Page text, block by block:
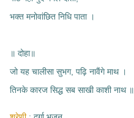
भक्त मनोवांछित निधि पाता ।
॥ दोहा॥
जो यह चालीसा सुभग, पढ़ि नावैंगे माथ ।
तिनके कारज सिद्ध सब साखी काशी नाथ ॥